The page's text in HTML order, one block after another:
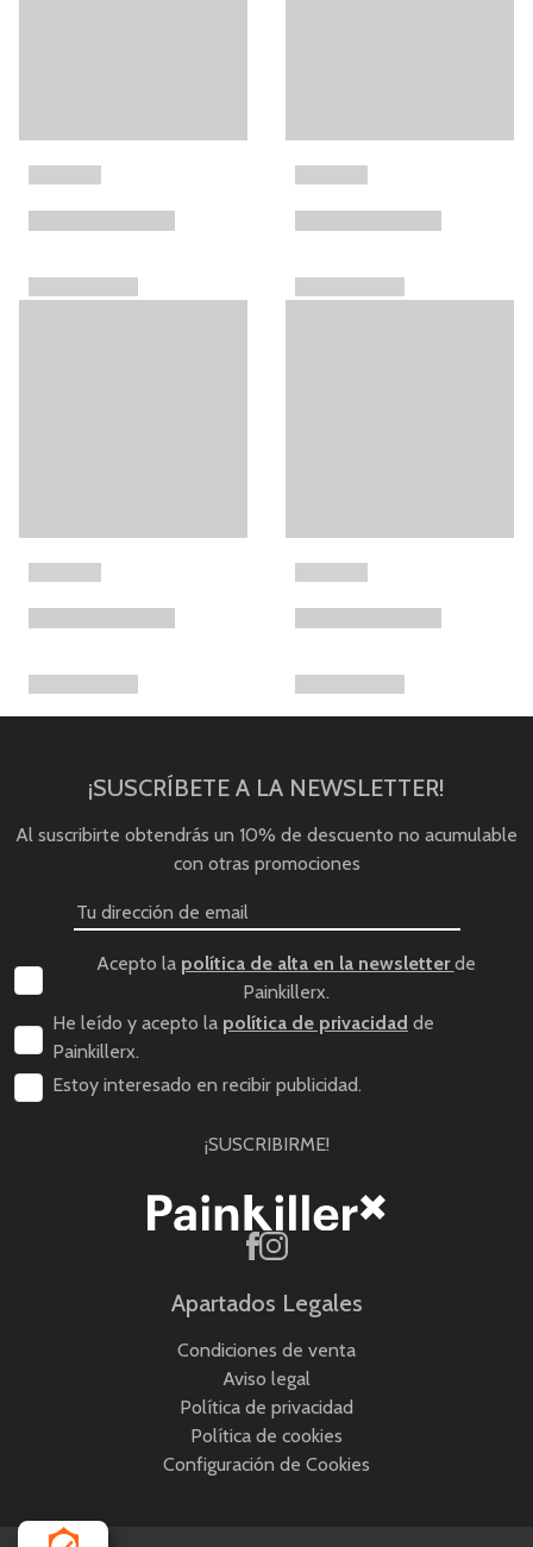
¡SUSCRÍBETE A LA NEWSLETTER!
Al suscribirte obtendrás un 10% de descuento no acumulable
con otras promociones
Acepto la política de alta en la newsletterde
Painkillerx.
He leído y acepto la política de privacidad de
Painkillerx.
Estoy interesado en recibir publicidad.
¡SUSCRIBIRME!
Apartados Legales
Condiciones de venta
Aviso legal
Política de privacidad
Política de cookies
Configuración de Cookies